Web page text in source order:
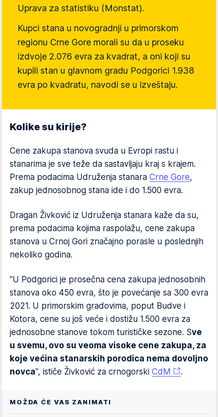
Uprava za statistiku (Monstat).
Kupci stana u novogradnji u primorskom
regionu Crne Gore morali su da u proseku
izdvoje 2.076 evra za kvadrat, a oni koji su
kupili stan u glavnom gradu Podgorici 1.938
evra po kvadratu, navodi se u izveštaju.
Kolike su kirije?
Cene zakupa stanova svuda u Evropi rastu i
stanarima je sve teže da sastavljaju kraj s krajem.
Prema podacima Udruženja stanara Crne Gore,
zakup jednosobnog stana ide i do 1.500 evra.
Dragan Živković iz Udruženja stanara kaže da su,
prema podacima kojima raspolažu, cene zakupa
stanova u Crnoj Gori značajno porasle u poslednjih
nekoliko godina.
"U Podgorici je prosečna cena zakupa jednosobnih
stanova oko 450 evra, što je povećanje sa 300 evra
2021. U primorskim gradovima, poput Budve i
Kotora, cene su još veće i dostižu 1.500 evra za
jednosobne stanove tokom turističke sezone. Sve
u svemu, ovo su veoma visoke cene zakupa, za
koje većina stanarskih porodica nema dovoljno
novca", ističe Živković za crnogorski CdM .
MOŽDA ĆE VAS ZANIMATI